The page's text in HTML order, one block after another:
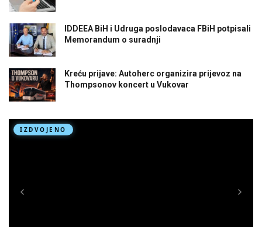
IDDEEA BiH i Udruga poslodavaca FBiH potpisali
Memorandum o suradnji
Kreću prijave: Autoherc organizira prijevoz na
Thompsonov koncert u Vukovar